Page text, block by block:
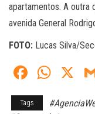
apartamentos. A outra
avenida General
FOTO: Lucas Silva/
Fa
ce
W
X
Tags